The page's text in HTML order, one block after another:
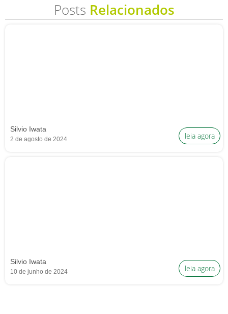
Posts Relacionados
Silvio Iwata
2 de agosto de 2024 leia agora
Silvio Iwata
10 de junho de 2024 leia agora